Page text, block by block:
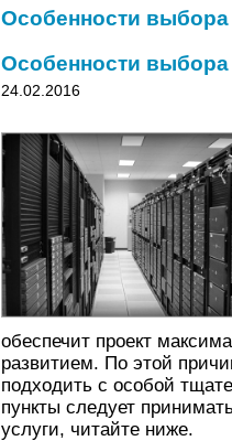
Особенности выбора
Особенности выбора
24.02.2016
обеспечит проект
развитием. По этой
подходить с особой
пункты следует
услуги, читайте ниже.